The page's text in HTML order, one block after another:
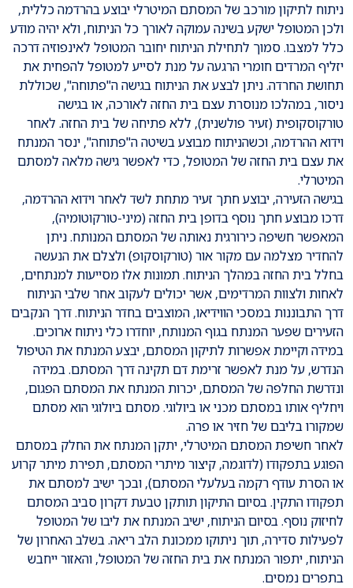
ניתוח לתיקון מורכב של המסתם המיטרלי יבוצע בהרדמה כללית,
ולכן המטופל ישקע בשינה עמוקה לאורך כל הניתוח, ולא יהיה מודע
כלל למצבו. סמוך לתחילת הניתוח יחובר המטופל לאינפוזיה דרכה
יזליף המרדים חומרי הרגעה על מנת לסייע למטופל להפחית את
תחושת החרדה. ניתן לבצע את הניתוח בגישה ה"פתוחה", שכוללת
ניסור, במהלכו מנוסרת עצם בית החזה לאורכה, או בגישה
טורקוסקופית (זעיר פולשנית), ללא פתיחה של בית החזה. לאחר
וידוא ההרדמה, וכשהניתוח מבוצע בשיטה ה"פתוחה", ינסר המנתח
את עצם בית החזה של המטופל, כדי לאפשר גישה מלאה למסתם
המיטרלי.
בגישה הזעירה, יבוצע חתך זעיר מתחת לשד לאחר וידוא ההרדמה,
דרכו מבוצע חתך נוסף בדופן בית החזה (מיני-טורקוטומיה),
המאפשר חשיפה כירורגית נאותה של המסתם המנותח. ניתן
להחדיר מצלמה עם מקור אור (טורקוסקופ) ולצלם את הנעשה
בחלל בית החזה במהלך הניתוח. תמונות אלו מסייעות למנתחים,
לאחות ולצוות המרדימים, אשר יכולים לעקוב אחר שלבי הניתוח
דרך התבוננות במסכי הווידיאו, המוצבים בחדר הניתוח. דרך הנקבים
הזעירים שפער המנתח בגוף המנותח, יוחדרו כלי ניתוח ארוכים.
במידה וקיימת אפשרות לתיקון המסתם, יבצע המנתח את הטיפול
הנדרש, על מנת לאפשר זרימת דם תקינה דרך המסתם. במידה
ונדרשת החלפה של המסתם, יכרות המנתח את המסתם הפגום,
ויחליף אותו במסתם מכני או ביולוגי. מסתם ביולוגי הוא מסתם
שמקורו בליבם של חזיר או פרה.
לאחר חשיפת המסתם המיטרלי, יתקן המנתח את החלק במסתם
הפוגע בתפקודו (לדוגמה, קיצור מיתרי המסתם, תפירת מיתר קרוע
או הסרת עודף רקמה בעלעלי המסתם), ובכך ישיב למסתם את
תפקודו התקין. בסיום התיקון תותקן טבעת דקרון סביב המסתם
לחיזוק נוסף. בסיום הניתוח, ישיב המנתח את ליבו של המטופל
לפעילות סדירה, תוך ניתוקו ממכונת הלב ריאה. בשלב האחרון של
הניתוח, יתפור המנתח את בית החזה של המטופל, והאזור ייחבש
בתפרים נמסים.